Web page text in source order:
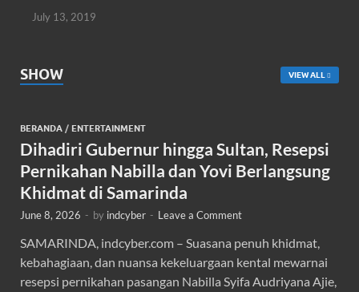
July 13, 2019
SHOW VIEW ALL
BERANDA / ENTERTAINMENT
Dihadiri Gubernur hingga Sultan, Resepsi
Pernikahan Nabilla dan Yovi Berlangsung
Khidmat di Samarinda
June 8, 2026 - by indcyber - Leave a Comment
SAMARINDA, indcyber.com – Suasana penuh khidmat,
kebahagiaan, dan nuansa kekeluargaan kental mewarnai
resepsi pernikahan pasangan Nabilla Syifa Audriyana Ajie,